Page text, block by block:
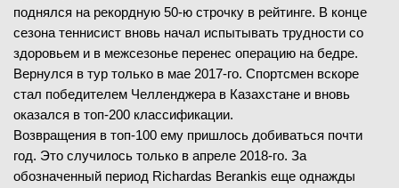
поднялся на рекордную 50-ю строчку в рейтинге. В конце
сезона теннисист вновь начал испытывать трудности со
здоровьем и в межсезонье перенес операцию на бедре.
Вернулся в тур только в мае 2017-го. Спортсмен вскоре
стал победителем Челленджера в Казахстане и вновь
оказался в топ-200 классификации.
Возвращения в топ-100 ему пришлось добиваться почти
год. Это случилось только в апреле 2018-го. За
обозначенный период Richardas Berankis еще однажды